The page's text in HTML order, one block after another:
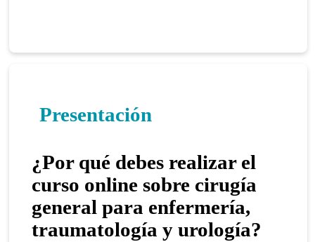
Presentación
¿Por qué debes realizar el
curso online sobre cirugía
general para enfermería,
traumatología y urología?